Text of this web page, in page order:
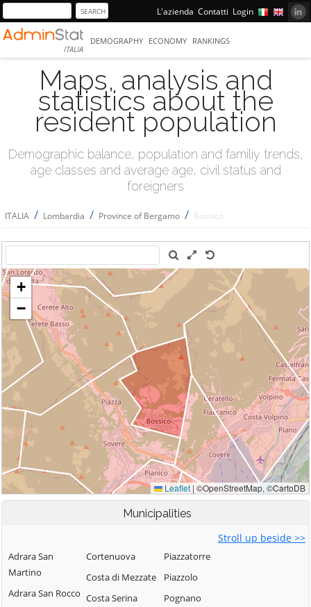
L'azienda Contatti Login
ITALIA
DEMOGRAPHY ECONOMY RANKINGS
Maps, analysis and
statistics about the
resident population
Demographic balance, population and familiy trends,
age classes and average age, civil status and
foreigners
ITALIA / Lombardia / Province of Bergamo / Bossico
Municipalities
Stroll up beside >>
Adrara San
Martino
Adrara San Rocco
Cortenuova
Costa di Mezzate
Costa Serina
Piazzatorre
Piazzolo
Pognano